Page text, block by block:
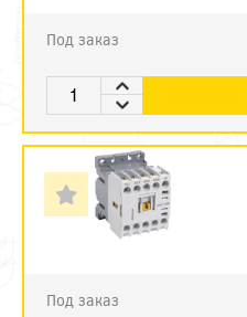
Под заказ
Под заказ